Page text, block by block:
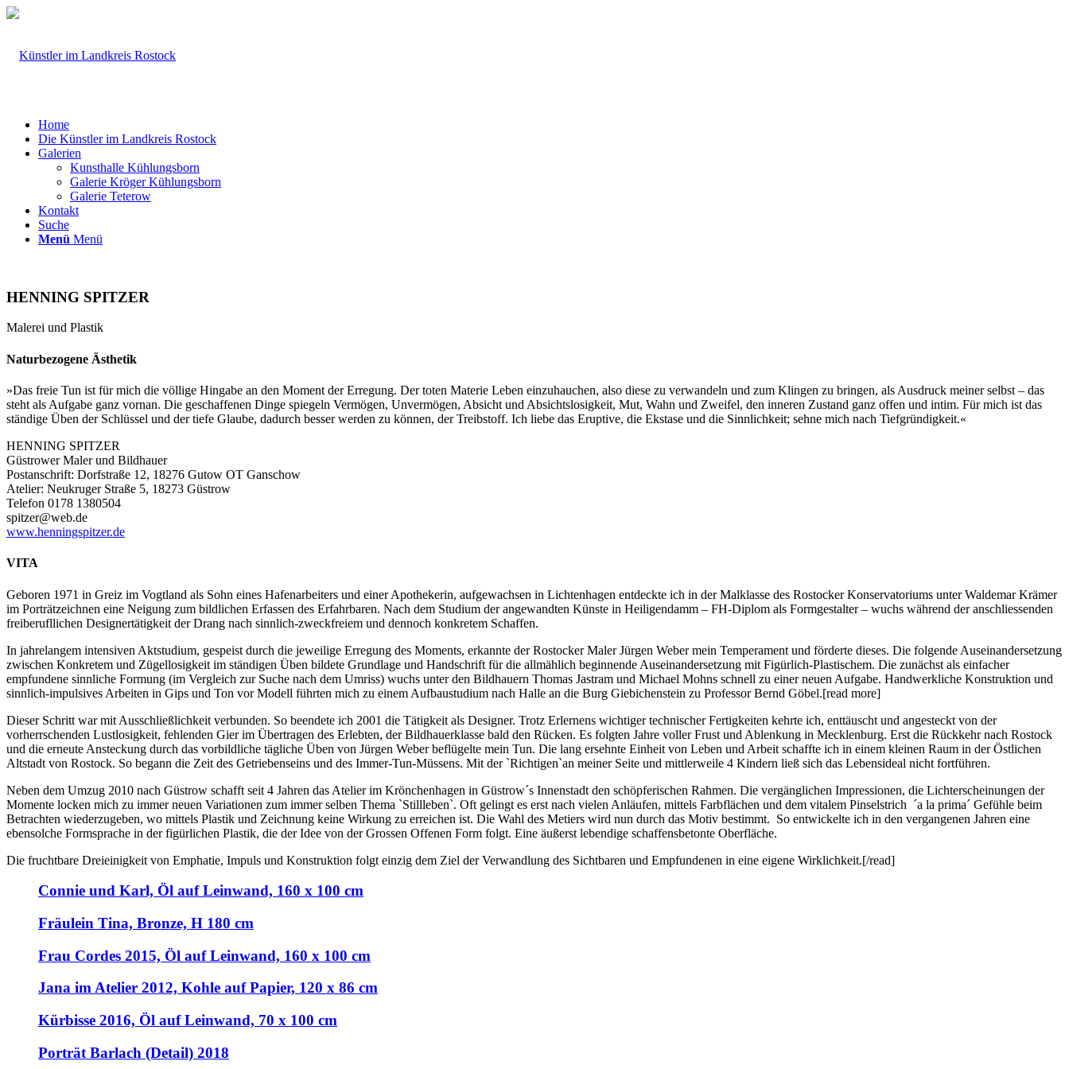
Home
Die Künstler im Landkreis Rostock
Galerien
Kunsthalle Kühlungsborn
Galerie Kröger Kühlungsborn
Galerie Teterow
Kontakt
Suche
Menü Menü
HENNING SPITZER
Malerei und Plastik
Naturbezogene Ästhetik
»Das freie Tun ist für mich die völlige Hingabe an den Moment der Erregung. Der toten Materie Leben einzuhauchen, also diese zu verwandeln und zum Klingen zu bringen, als Ausdruck meiner selbst – das
steht als Aufgabe ganz vornan. Die geschaffenen Dinge spiegeln Vermögen, Unvermögen, Absicht und Absichtslosigkeit, Mut, Wahn und Zweifel, den inneren Zustand ganz offen und intim. Für mich ist das
ständige Üben der Schlüssel und der tiefe Glaube, dadurch besser werden zu können, der Treibstoff. Ich liebe das Eruptive, die Ekstase und die Sinnlichkeit; sehne mich nach Tiefgründigkeit.«
HENNING SPITZER
Güstrower Maler und Bildhauer
Postanschrift: Dorfstraße 12, 18276 Gutow OT Ganschow
Atelier: Neukruger Straße 5, 18273 Güstrow
Telefon 0178 1380504
spitzer@web.de
www.henningspitzer.de
VITA
Geboren 1971 in Greiz im Vogtland als Sohn eines Hafenarbeiters und einer Apothekerin, aufgewachsen in Lichtenhagen entdeckte ich in der Malklasse des Rostocker Konservatoriums unter Waldemar Krämer
im Porträtzeichnen eine Neigung zum bildlichen Erfassen des Erfahrbaren. Nach dem Studium der angewandten Künste in Heiligendamm – FH-Diplom als Formgestalter – wuchs während der anschliessenden
freiberufllichen Designertätigkeit der Drang nach sinnlich-zweckfreiem und dennoch konkretem Schaffen.
In jahrelangem intensiven Aktstudium, gespeist durch die jeweilige Erregung des Moments, erkannte der Rostocker Maler Jürgen Weber mein Temperament und förderte dieses. Die folgende Auseinandersetzung
zwischen Konkretem und Zügellosigkeit im ständigen Üben bildete Grundlage und Handschrift für die allmählich beginnende Auseinandersetzung mit Figürlich-Plastischem. Die zunächst als einfacher
empfundene sinnliche Formung (im Vergleich zur Suche nach dem Umriss) wuchs unter den Bildhauern Thomas Jastram und Michael Mohns schnell zu einer neuen Aufgabe. Handwerkliche Konstruktion und
sinnlich-impulsives Arbeiten in Gips und Ton vor Modell führten mich zu einem Aufbaustudium nach Halle an die Burg Giebichenstein zu Professor Bernd Göbel.[read more]
Dieser Schritt war mit Ausschließlichkeit verbunden. So beendete ich 2001 die Tätigkeit als Designer. Trotz Erlernens wichtiger technischer Fertigkeiten kehrte ich, enttäuscht und angesteckt von der
vorherrschenden Lustlosigkeit, fehlenden Gier im Übertragen des Erlebten, der Bildhauerklasse bald den Rücken. Es folgten Jahre voller Frust und Ablenkung in Mecklenburg. Erst die Rückkehr nach Rostock
und die erneute Ansteckung durch das vorbildliche tägliche Üben von Jürgen Weber beflügelte mein Tun. Die lang ersehnte Einheit von Leben und Arbeit schaffte ich in einem kleinen Raum in der Östlichen
Altstadt von Rostock. So begann die Zeit des Getriebenseins und des Immer-Tun-Müssens. Mit der `Richtigen`an meiner Seite und mittlerweile 4 Kindern ließ sich das Lebensideal nicht fortführen.
Neben dem Umzug 2010 nach Güstrow schafft seit 4 Jahren das Atelier im Krönchenhagen in Güstrow´s Innenstadt den schöpferischen Rahmen. Die vergänglichen Impressionen, die Lichterscheinungen der
Momente locken mich zu immer neuen Variationen zum immer selben Thema `Stillleben`. Oft gelingt es erst nach vielen Anläufen, mittels Farbflächen und dem vitalem Pinselstrich ´a la prima´ Gefühle beim
Betrachten wiederzugeben, wo mittels Plastik und Zeichnung keine Wirkung zu erreichen ist. Die Wahl des Metiers wird nun durch das Motiv bestimmt. So entwickelte ich in den vergangenen Jahren eine
ebensolche Formsprache in der figürlichen Plastik, die der Idee von der Grossen Offenen Form folgt. Eine äußerst lebendige schaffensbetonte Oberfläche.
Die fruchtbare Dreieinigkeit von Emphatie, Impuls und Konstruktion folgt einzig dem Ziel der Verwandlung des Sichtbaren und Empfundenen in eine eigene Wirklichkeit.[/read]
Connie und Karl, Öl auf Leinwand, 160 x 100 cm
Fräulein Tina, Bronze, H 180 cm
Frau Cordes 2015, Öl auf Leinwand, 160 x 100 cm
Jana im Atelier 2012, Kohle auf Papier, 120 x 86 cm
Kürbisse 2016, Öl auf Leinwand, 70 x 100 cm
Porträt Barlach (Detail) 2018